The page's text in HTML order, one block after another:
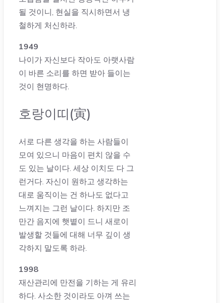
될 것이니, 현실을 직시하면서 냉
철하게 처신하라.
1949
나이가 자신보다 작아도 아랫사람
이 바른 소리를 하면 받아 들이는
것이 현명하다.
호랑이띠(寅)
서로 다른 생각을 하는 사람들이
모여 있으니 마음이 편치 않을 수
도 있는 날이다. 세상 이치도 다 그
런거다. 자신이 원하고 생각하는
대로 움직이는 건 하나도 없다고
느껴지는 그런 날이다. 하지만 조
만간 음지에 햇볕이 드니 새로이
발생할 것들에 대해 너무 깊이 생
각하지 말도록 하라.
1998
재산관리에 만전을 기하는 게 유리
하다. 사소한 것이라도 아껴 쓰는